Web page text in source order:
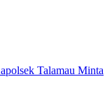
Talamau Minta